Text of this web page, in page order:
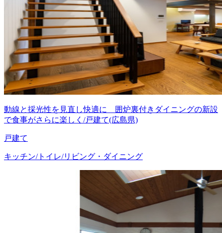
動線と採光性を見直し快適に 囲炉裏付きダイニングの新設
で食事がさらに楽しく/戸建て(広島県)
戸建て
キッチン/トイレ/リビング・ダイニング